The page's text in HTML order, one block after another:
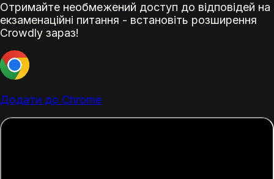
Отримайте необмежений доступ до відповідей на
екзаменаційні питання - встановіть розширення
Crowdly зараз!
Додати до Chrome